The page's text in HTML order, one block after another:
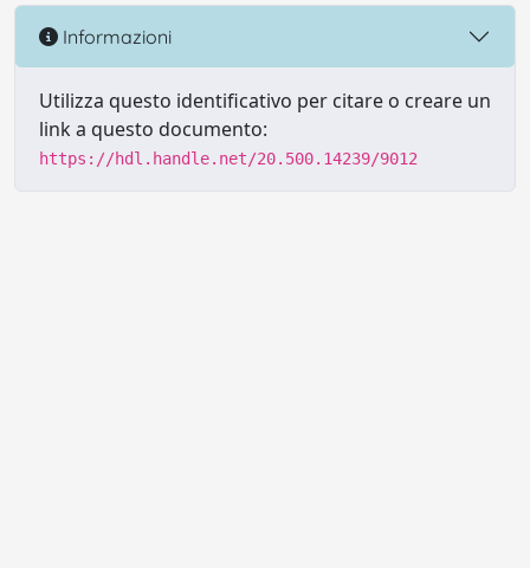
Informazioni
Utilizza questo identificativo per citare o creare un
link a questo documento:
https://hdl.handle.net/20.500.14239/9012